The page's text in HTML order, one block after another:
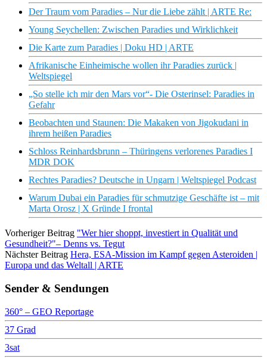
Der Traum vom Paradies – Nur die Liebe zählt | ARTE Re:
Young Seychellen: Zwischen Paradies und Wirklichkeit
Die Karte zum Paradies | Doku HD | ARTE
Afrikanische Einheimische wollen ihr Paradies zurück |
Weltspiegel
„So stelle ich mir den Mars vor“- Die Osterinsel: Paradies in
Gefahr
Beobachten und Staunen: Die Makaken von Jigokudani in
ihrem heißen Paradies
Schloss Reinhardsbrunn – Thüringens verlorenes Paradies I
MDR DOK
Rechtes Paradies? Deutsche in Ungarn | Weltspiegel Podcast
Warum Dubai ein Paradies für schmutzige Geschäfte ist – mit
Marta Orosz | X Gründe I frontal
Vorheriger Beitrag "Wer hier shoppt, investiert in Qualität und
Gesundheit?"– Denns vs. Tegut
Nächster Beitrag Hera, ESA-Mission im Kampf gegen Asteroiden |
Europa und das Weltall | ARTE
Sender & Sendungen
360° – GEO Reportage
37 Grad
3sat